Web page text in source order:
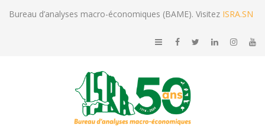
Bureau d’analyses macro-économiques (BAME). Visitez ISRA.SN